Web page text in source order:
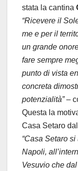
stata la cantina
“Ricevere il
me e per il
un grande
fare sempre
punto di vista
concreta
potenzialità”–
Questa la
Casa Setaro
“Casa Setaro
Napoli,
Vesuvio che